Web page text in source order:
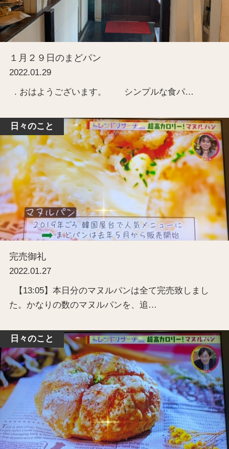
１月２９日のまどパン
2022.01.29
. おはようございます。 シンプルな食パ…
日々のこと
完売御礼
2022.01.27
【13:05】本日分のマヌルパンは全て完売致しまし
た。かなりの数のマヌルパンを、追…
日々のこと